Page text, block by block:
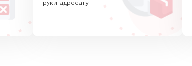
руки адресату